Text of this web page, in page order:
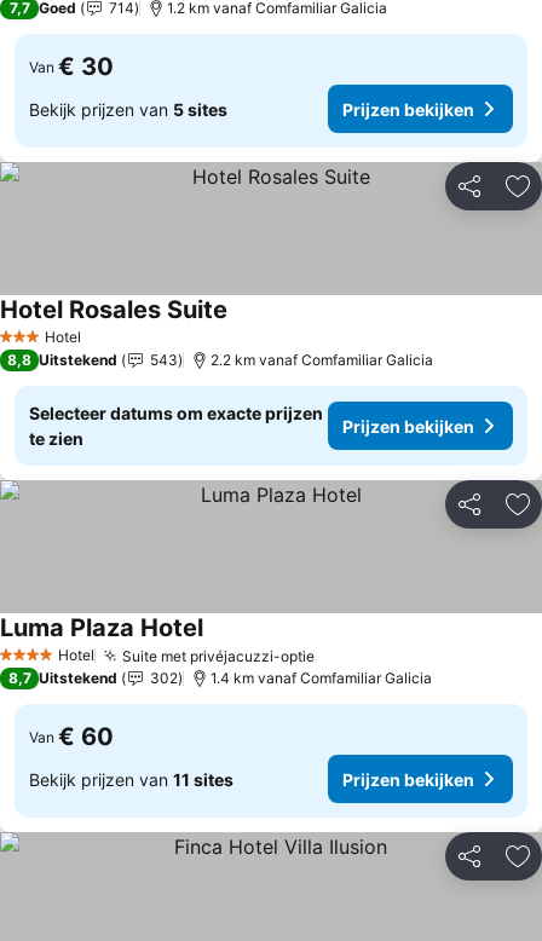
7,7 Goed 714 1.2 km vanaf Comfamiliar Galicia
Van € 30
Bekijk prijzen van 5 sites Prijzen bekijken
Delen
3 SterrenHotel
Hotel Rosales Suite
8,8 Uitstekend 543 2.2 km vanaf Comfamiliar Galicia
Selecteer datums om exacte prijzen
te zien
Prijzen bekijken
Delen
4 SterrenHotel Suite met privéjacuzzi-optiePrijzen bekijken
Luma Plaza HotelPrijzen bekijken
8,7 Uitstekend 302 1.4 km vanaf Comfamiliar Galicia
Van € 60
Bekijk prijzen van 11 sites Prijzen bekijken
Delen